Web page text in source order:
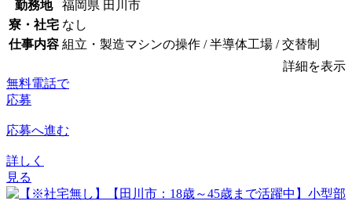
勤務地
福岡県 田川市
寮・社宅 なし
仕事内容 組立・製造マシンの操作 / 半導体工場 / 交替制
詳細を表示
無料電話で
応募
応募へ進む
詳しく
見る